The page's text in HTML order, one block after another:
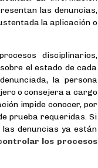
las denuncias,
la aplicación o
disciplinarios,
el estado de cada
la persona
o consejera a cargo
impide conocer, por
prueba requeridas. Si
las denuncias ya están
los procesos